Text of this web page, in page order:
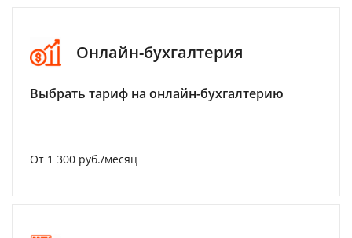
Онлайн-бухгалтерия
Выбрать тариф на онлайн-бухгалтерию
От 1 300 руб./месяц